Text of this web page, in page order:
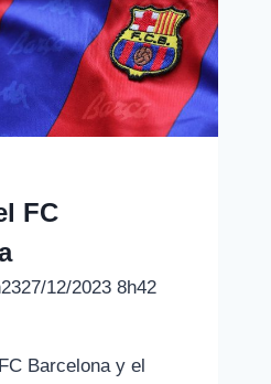
FC
27/12/2023 8h42
Barcelona y el